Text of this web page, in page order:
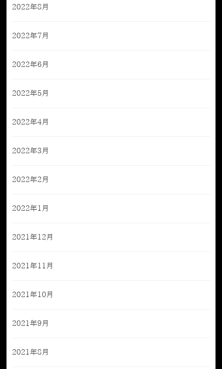
2022年8月
2022年7月
2022年6月
2022年5月
2022年4月
2022年3月
2022年2月
2022年1月
2021年12月
2021年11月
2021年10月
2021年9月
2021年8月